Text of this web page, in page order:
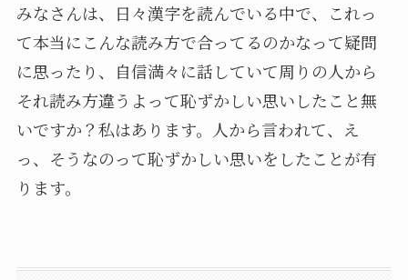
みなさんは、日々漢字を読んでいる中で、これっ
て本当にこんな読み方で合ってるのかなって疑問
に思ったり、自信満々に話していて周りの人から
それ読み方違うよって恥ずかしい思いしたこと無
いですか？私はあります。人から言われて、え
っ、そうなのって恥ずかしい思いをしたことが有
ります。